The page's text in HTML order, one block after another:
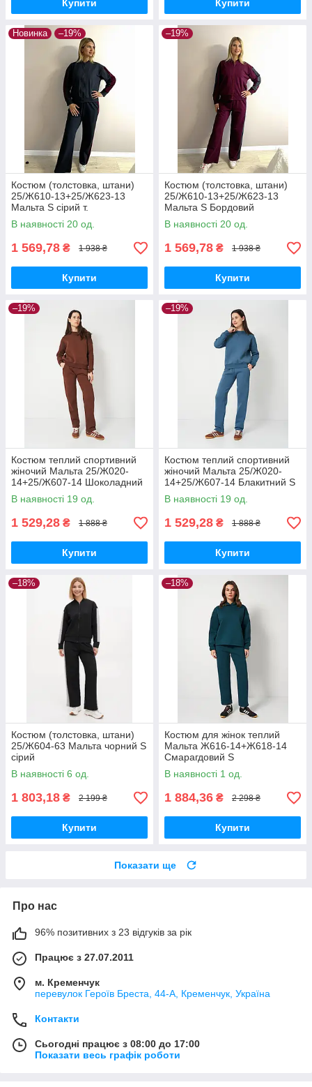
Купити Купити
Новинка –19%
Костюм (толстовка, штани)
25/Ж610-13+25/Ж623-13
Мальта S сірий т.
В наявності 20 од.
1 569,78 ₴ 1 938 ₴
Купити
–19%
Костюм (толстовка, штани)
25/Ж610-13+25/Ж623-13
Мальта S Бордовий
(2901000463568)
В наявності 20 од.
1 569,78 ₴ 1 938 ₴
Купити
–19%
Костюм теплий спортивний
жіночий Мальта 25/Ж020-
14+25/Ж607-14 Шоколадний
S
В наявності 19 од.
1 529,28 ₴ 1 888 ₴
Купити
–19%
Костюм теплий спортивний
жіночий Мальта 25/Ж020-
14+25/Ж607-14 Блакитний S
В наявності 19 од.
1 529,28 ₴ 1 888 ₴
Купити
–18%
Костюм (толстовка, штани)
25/Ж604-63 Мальта чорний S
сірий
В наявності 6 од.
1 803,18 ₴ 2 199 ₴
Купити
–18%
Костюм для жінок теплий
Мальта Ж616-14+Ж618-14
Смарагдовий S
В наявності 1 од.
1 884,36 ₴ 2 298 ₴
Купити
Показати ще
Про нас
96% позитивних з 23 відгуків за рік
Працює з 27.07.2011
м. Кременчук
перевулок Героїв Бреста, 44-А, Кременчук, Україна
Контакти
Сьогодні працює з 08:00 до 17:00
Показати весь графік роботи